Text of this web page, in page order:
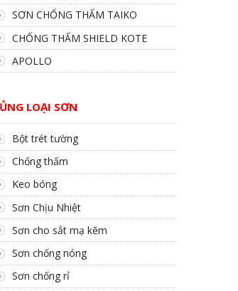
SƠN CHỐNG THẤM TAIKO
CHỐNG THẤM SHIELD KOTE
APOLLO
LOẠI SƠN
Bột trét tường
Chống thấm
Keo bóng
Sơn Chịu Nhiệt
Sơn cho sắt mạ kẽm
Sơn chống nóng
Sơn chống rỉ